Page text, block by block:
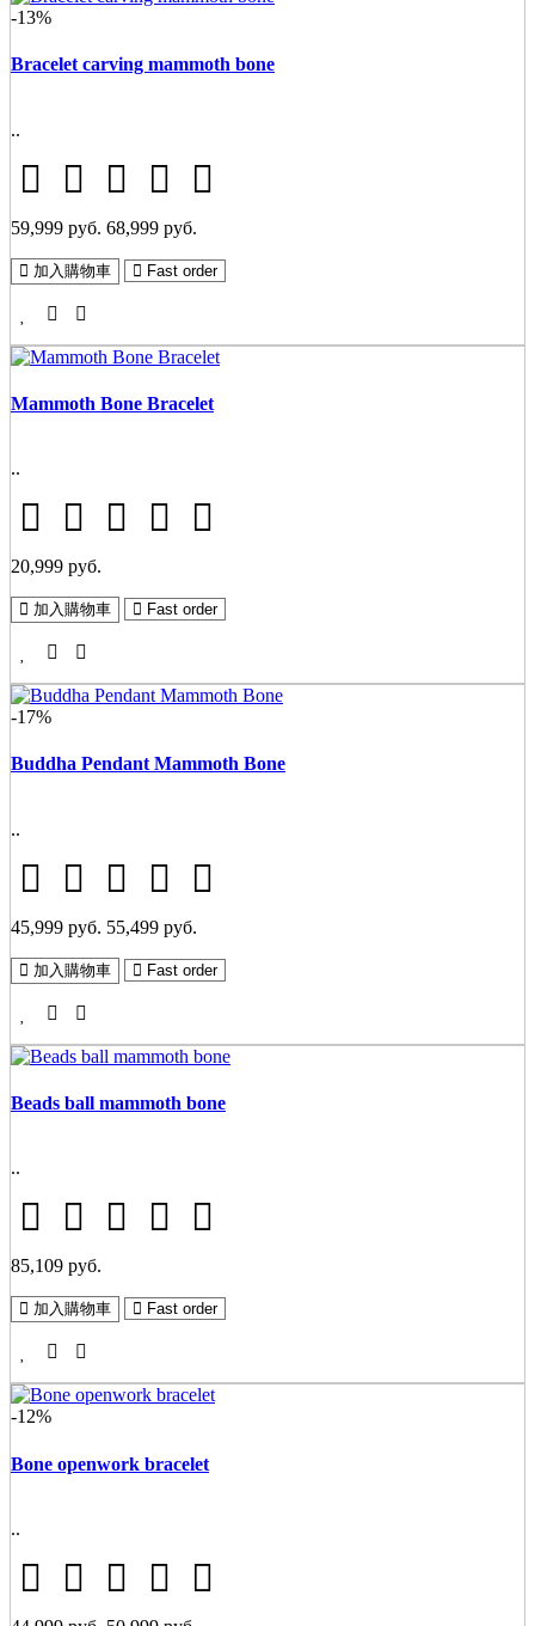
-13%
Bracelet carving mammoth bone
..
59,999 руб. 68,999 руб.
加入購物車 Fast order
Mammoth Bone Bracelet
..
20,999 руб.
加入購物車 Fast order
-17%
Buddha Pendant Mammoth Bone
..
45,999 руб. 55,499 руб.
加入購物車 Fast order
Beads ball mammoth bone
..
85,109 руб.
加入購物車 Fast order
-12%
Bone openwork bracelet
..